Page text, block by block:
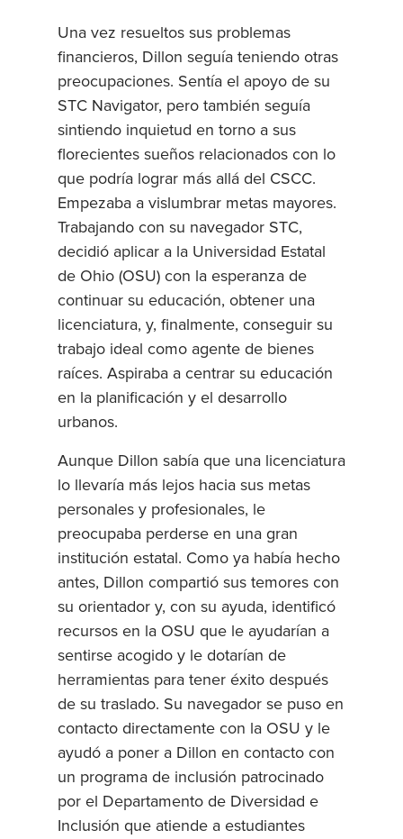
Una vez resueltos sus problemas
financieros, Dillon seguía teniendo otras
preocupaciones. Sentía el apoyo de su
STC Navigator, pero también seguía
sintiendo inquietud en torno a sus
florecientes sueños relacionados con lo
que podría lograr más allá del CSCC.
Empezaba a vislumbrar metas mayores.
Trabajando con su navegador STC,
decidió aplicar a la Universidad Estatal
de Ohio (OSU) con la esperanza de
continuar su educación, obtener una
licenciatura, y, finalmente, conseguir su
trabajo ideal como agente de bienes
raíces. Aspiraba a centrar su educación
en la planificación y el desarrollo
urbanos.
Aunque Dillon sabía que una licenciatura
lo llevaría más lejos hacia sus metas
personales y profesionales, le
preocupaba perderse en una gran
institución estatal. Como ya había hecho
antes, Dillon compartió sus temores con
su orientador y, con su ayuda, identificó
recursos en la OSU que le ayudarían a
sentirse acogido y le dotarían de
herramientas para tener éxito después
de su traslado. Su navegador se puso en
contacto directamente con la OSU y le
ayudó a poner a Dillon en contacto con
un programa de inclusión patrocinado
por el Departamento de Diversidad e
Inclusión que atiende a estudiantes